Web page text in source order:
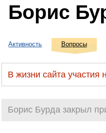
Борис
Активность Вопросы
В жизни сайта участия
Борис Бурда закрыл